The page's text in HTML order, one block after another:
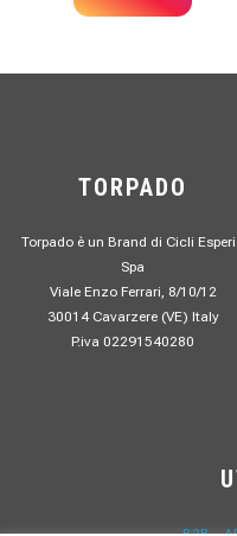
TORPADO
Torpado è un Brand di Cicli
Spa
Viale Enzo Ferrari, 8/10/12
30014 Cavarzere (VE) Italy
P.iva 02291540280